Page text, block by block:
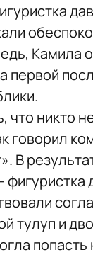
Камила
первой
что никто
говорил
В
тулуп и